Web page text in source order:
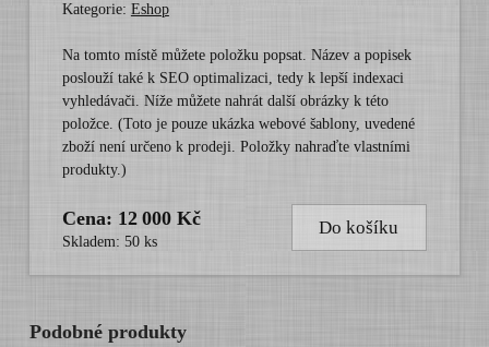
Kategorie: Eshop
Na tomto místě můžete položku popsat. Název a popisek
poslouží také k SEO optimalizaci, tedy k lepší indexaci
vyhledávači. Níže můžete nahrát další obrázky k této
položce. (Toto je pouze ukázka webové šablony, uvedené
zboží není určeno k prodeji. Položky nahraďte vlastními
produkty.)
Cena: 12 000 Kč
Skladem: 50 ks
Do košíku
Podobné produkty